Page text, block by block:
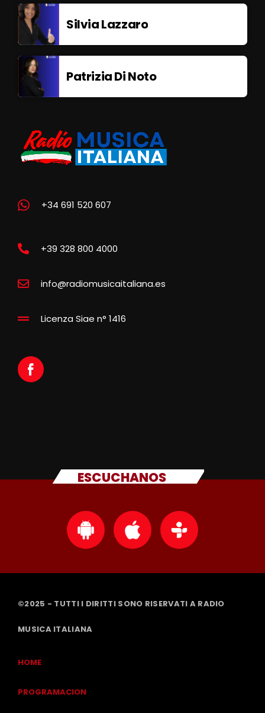
Silvia Lazzaro
Patrizia Di Noto
+34 691 520 607
+39 328 800 4000
info@radiomusicaitaliana.es
Licenza Siae n° 1416
ESCUCHANOS
©2025 - TUTTI I DIRITTI SONO RISERVATI A RADIO
MUSICA ITALIANA
HOME
PROGRAMACION